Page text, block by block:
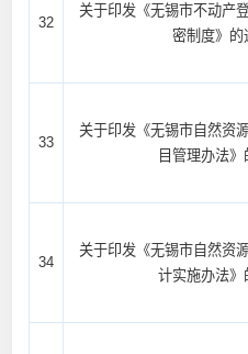
32
关于印发《无锡市不动产
密制度》的
33
关于印发《无锡市自然资
目管理办法》
34
关于印发《无锡市自然资
计实施办法》